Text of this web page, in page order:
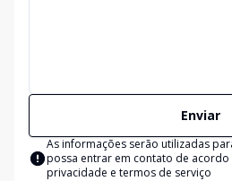
Enviar
As informações serão utilizadas
possa entrar em contato de acordo
privacidade e termos de serviço